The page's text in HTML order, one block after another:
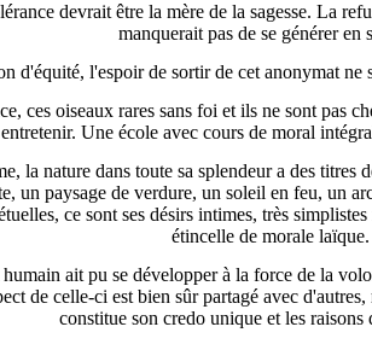
devrait être la mère de la sagesse. La
manquerait pas de se générer en
d'équité, l'espoir de sortir de cet anonymat ne
ces oiseaux rares sans foi et ils ne sont pas
entretenir. Une école avec cours de moral
la nature dans toute sa splendeur a des titres
un paysage de verdure, un soleil en feu, un
ce sont ses désirs intimes, très
étincelle de morale laïque.
ait pu se développer à la force de la
de celle-ci est bien sûr partagé avec
constitue son credo unique et les raisons